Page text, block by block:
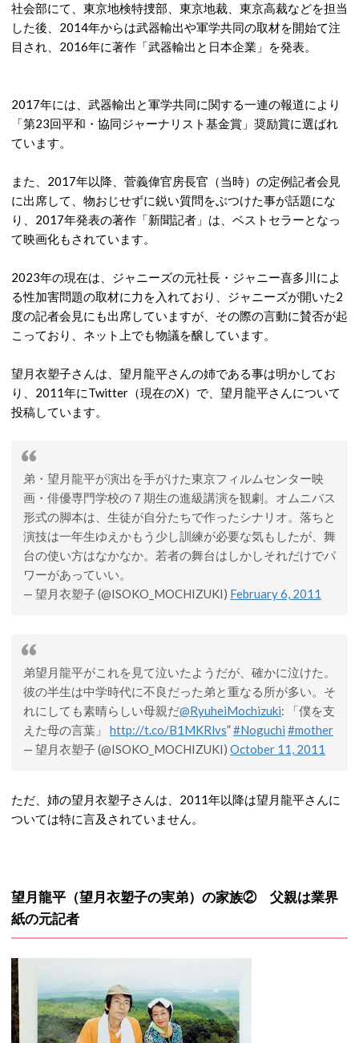
社会部にて、東京地検特捜部、東京地裁、東京高裁などを担当
した後、2014年からは武器輸出や軍学共同の取材を開始て注
目され、2016年に著作「武器輸出と日本企業」を発表。
2017年には、武器輸出と軍学共同に関する一連の報道により
「第23回平和・協同ジャーナリスト基金賞」奨励賞に選ばれ
ています。
また、2017年以降、菅義偉官房長官（当時）の定例記者会見
に出席して、物おじせずに鋭い質問をぶつけた事が話題にな
り、2017年発表の著作「新聞記者」は、ベストセラーとなっ
て映画化もされています。
2023年の現在は、ジャニーズの元社長・ジャニー喜多川によ
る性加害問題の取材に力を入れており、ジャニーズが開いた2
度の記者会見にも出席していますが、その際の言動に賛否が起
こっており、ネット上でも物議を醸しています。
望月衣塑子さんは、望月龍平さんの姉である事は明かしてお
り、2011年にTwitter（現在のX）で、望月龍平さんについて
投稿しています。
弟・望月龍平が演出を手がけた東京フィルムセンター映
画・俳優専門学校の７期生の進級講演を観劇。オムニバス
形式の脚本は、生徒が自分たちで作ったシナリオ。落ちと
演技は一年生ゆえかもう少し訓練が必要な気もしたが、舞
台の使い方はなかなか。若者の舞台はしかしそれだけでパ
ワーがあっていい。
— 望月衣塑子 (@ISOKO_MOCHIZUKI) February 6, 2011
弟望月龍平がこれを見て泣いたようだが、確かに泣けた。
彼の半生は中学時代に不良だった弟と重なる所が多い。そ
れにしても素晴らしい母親だ@RyuheiMochizuki: 「僕を支
えた母の言葉」 http://t.co/B1MKRlvs”#Noguchi #mother
— 望月衣塑子 (@ISOKO_MOCHIZUKI) October 11, 2011
ただ、姉の望月衣塑子さんは、2011年以降は望月龍平さんに
ついては特に言及されていません。
望月龍平（望月衣塑子の実弟）の家族② 父親は業界
紙の元記者